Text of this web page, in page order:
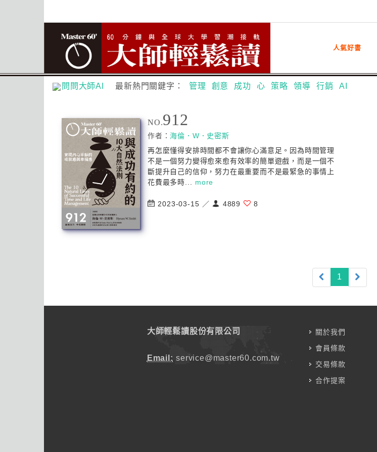
人氣好書
問問大師AI 最新熱門關鍵字： 管理 創意 成功 心 策略 領導 行銷 AI
NO.912
作者：海倫．W．史密斯
再怎麼懂得安排時間都不會讓你心滿意足。因為時間管理
不是一個努力變得愈來愈有效率的簡單遊戲，而是一個不
斷提升自己的信仰，努力在最重要而不是最緊急的事情上
花費最多時... more
2023-03-15 ／ 4889 8
1 (current)
大師輕鬆讀股份有限公司
Email: service@master60.com.tw
關於我們
會員條款
交易條款
合作提案